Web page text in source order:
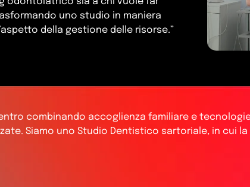
uno studio in maniera
della gestione delle risorse.”
combinando accoglienza familiare e
Siamo uno Studio Dentistico sartoriale, in cui